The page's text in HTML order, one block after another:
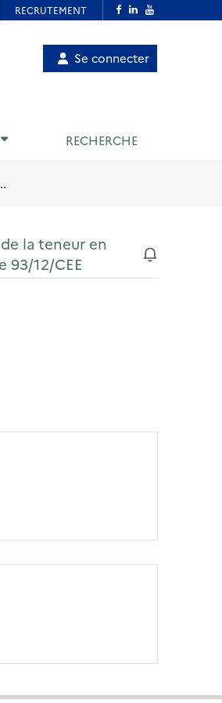
Menu
utilisateur
Se connecter
RECHERCHE
la teneur en
12/CEE